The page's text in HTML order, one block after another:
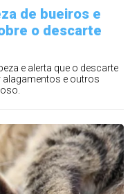
de bueiros e
o descarte
e alerta que o descarte
e outros